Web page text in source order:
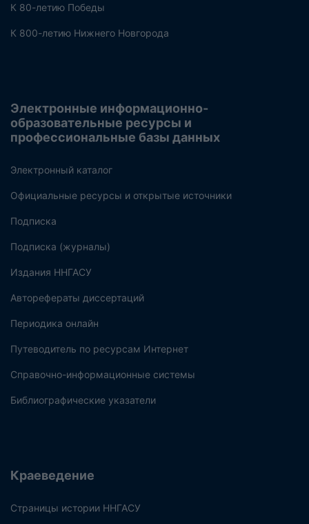
К 80-летию Победы
К 800-летию Нижнего Новгорода
Электронные информационно-
образовательные ресурсы и
профессиональные базы данных
Электронный каталог
Официальные ресурсы и открытые источники
Подписка
Подписка (журналы)
Издания ННГАСУ
Авторефераты диссертаций
Периодика онлайн
Путеводитель по ресурсам Интернет
Справочно-информационные системы
Библиографические указатели
Краеведение
Страницы истории ННГАСУ